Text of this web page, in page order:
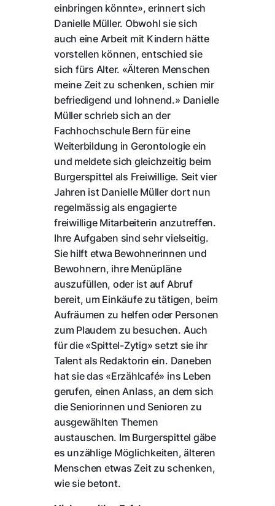
einbringen könnte», erinnert sich
Danielle Müller. Obwohl sie sich
auch eine Arbeit mit Kindern hätte
vorstellen können, entschied sie
sich fürs Alter. «Älteren Menschen
meine Zeit zu schenken, schien mir
befriedigend und lohnend.» Danielle
Müller schrieb sich an der
Fachhochschule Bern für eine
Weiterbildung in Gerontologie ein
und meldete sich gleichzeitig beim
Burgerspittel als Freiwillige. Seit vier
Jahren ist Danielle Müller dort nun
regelmässig als engagierte
freiwillige Mitarbeiterin anzutreffen.
Ihre Aufgaben sind sehr vielseitig.
Sie hilft etwa Bewohnerinnen und
Bewohnern, ihre Menüpläne
auszufüllen, oder ist auf Abruf
bereit, um Einkäufe zu tätigen, beim
Aufräumen zu helfen oder Personen
zum Plaudern zu besuchen. Auch
für die «Spittel-Zytig» setzt sie ihr
Talent als Redaktorin ein. Daneben
hat sie das «Erzählcafé» ins Leben
gerufen, einen Anlass, an dem sich
die Seniorinnen und Senioren zu
ausgewählten Themen
austauschen. Im Burgerspittel gäbe
es unzählige Möglichkeiten, älteren
Menschen etwas Zeit zu schenken,
wie sie betont.